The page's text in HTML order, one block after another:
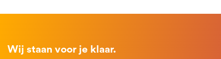
Wij staan voor je klaar.